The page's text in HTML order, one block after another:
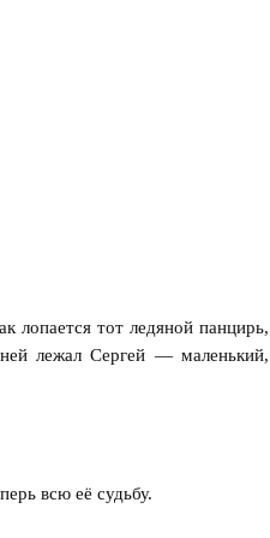
лопается тот ледяной панцирь,
лежал Сергей — маленький,
всю её судьбу.